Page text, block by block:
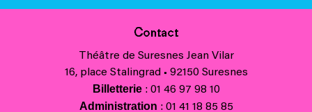
Contact
Théâtre de Suresnes Jean Vilar
16, place Stalingrad • 92150 Suresnes
Billetterie: 01 46 97 98 10
Administration : 01 41 18 85 85